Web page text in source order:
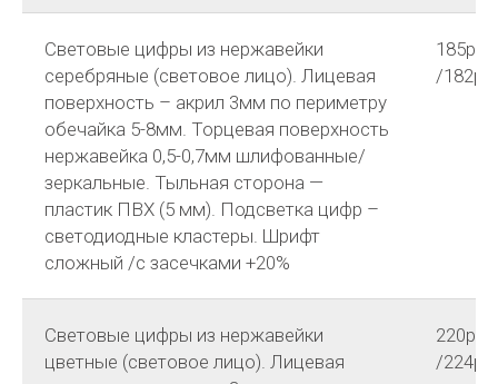
Световые цифры из нержавейки
серебряные (световое лицо). Лицевая
поверхность – акрил 3мм по периметру
обечайка 5-8мм. Торцевая поверхность
нержавейка 0,5-0,7мм шлифованные/
зеркальные. Тыльная сторона —
пластик ПВХ (5 мм). Подсветка цифр –
светодиодные кластеры. Шрифт
сложный /с засечками +20%
185р
/182р
Световые цифры из нержавейки
цветные (световое лицо). Лицевая
220р
/224р